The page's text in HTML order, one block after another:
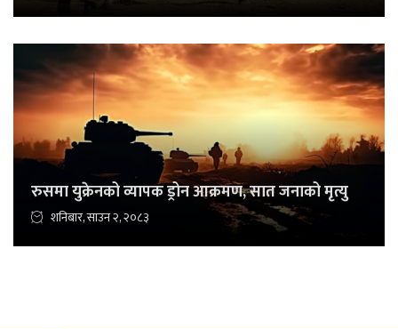
रुसमा युक्रेनको व्यापक ड्रोन आक्रमण, सात जनाको मृत्यु
शनिबार, साउन २, २०८३